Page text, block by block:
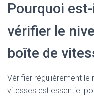
Pourquoi
vérifier le
boîte de
Vérifier régulièrement le
vitesses est essentiel